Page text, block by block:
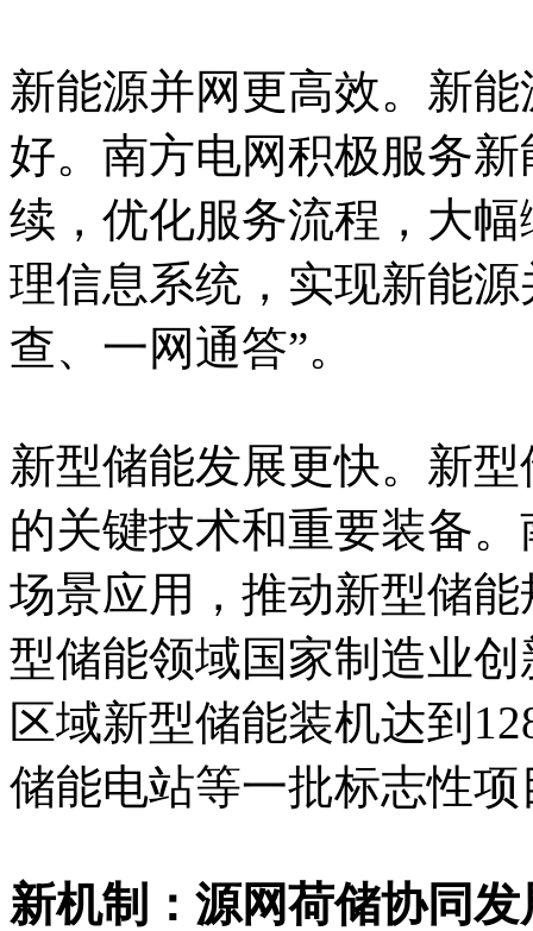
新能源并网更高效。新
好。南方电网积极服务
续，优化服务流程，大
理信息系统，实现新能
查、一网通答”。
新型储能发展更快。新
的关键技术和重要装备
场景应用，推动新型储
型储能领域国家制造业
区域新型储能装机达到
储能电站等一批标志性项
新机制：源网荷储协同发